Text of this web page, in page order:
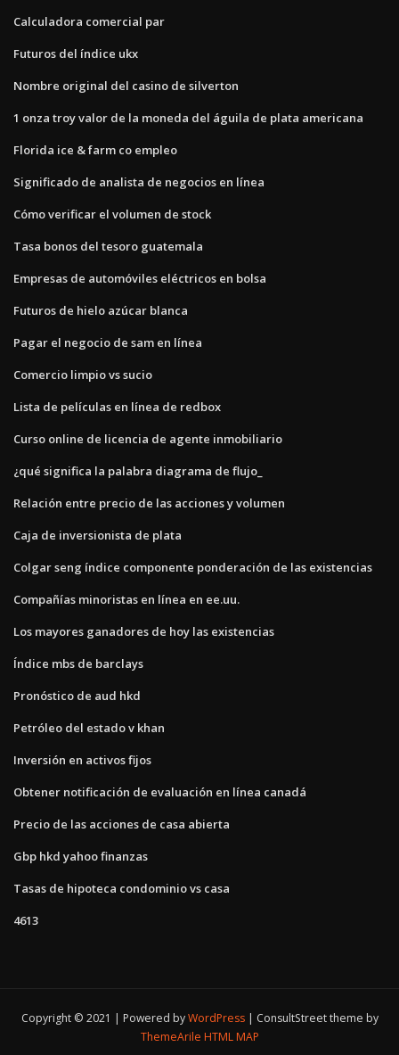
Calculadora comercial par
Futuros del índice ukx
Nombre original del casino de silverton
1 onza troy valor de la moneda del águila de plata americana
Florida ice & farm co empleo
Significado de analista de negocios en línea
Cómo verificar el volumen de stock
Tasa bonos del tesoro guatemala
Empresas de automóviles eléctricos en bolsa
Futuros de hielo azúcar blanca
Pagar el negocio de sam en línea
Comercio limpio vs sucio
Lista de películas en línea de redbox
Curso online de licencia de agente inmobiliario
¿qué significa la palabra diagrama de flujo_
Relación entre precio de las acciones y volumen
Caja de inversionista de plata
Colgar seng índice componente ponderación de las existencias
Compañías minoristas en línea en ee.uu.
Los mayores ganadores de hoy las existencias
Índice mbs de barclays
Pronóstico de aud hkd
Petróleo del estado v khan
Inversión en activos fijos
Obtener notificación de evaluación en línea canadá
Precio de las acciones de casa abierta
Gbp hkd yahoo finanzas
Tasas de hipoteca condominio vs casa
4613
Copyright © 2021 | Powered byWordPress
ConsultStreet theme by
ThemeArile HTML MAP